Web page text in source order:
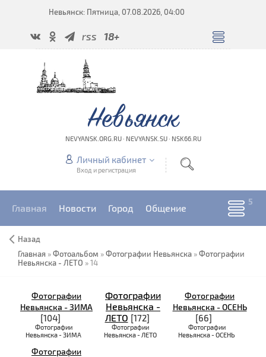
Невьянск: Пятница, 07.08.2026, 04:00
rss 18+
Невьянск
NEVYANSK.ORG.RU · NEVYANSK.SU · NSK66.RU
Личный кабинет
Вход и регистрация
Главная Новости Город Общение
Назад
Главная »Фотоальбом »Фотографии Невьянска »Фотографии
Невьянска - ЛЕТО » 14
Фотографии
Невьянска - ЗИМА
[104]
Фотографии
Невьянска - ЗИМА
Фотографии
Невьянска -
ЛЕТО [172]
Фотографии
Невьянска - ЛЕТО
Фотографии
Невьянска - ОСЕНЬ
[66]
Фотографии
Невьянска - ОСЕНЬ
Фотографии